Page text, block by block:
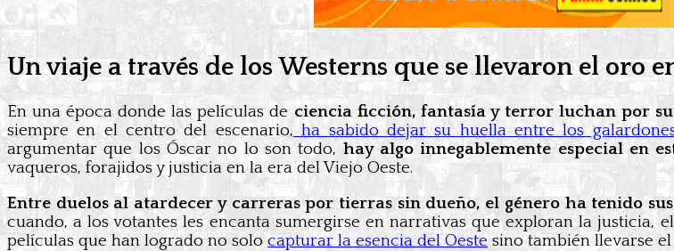
Un viaje a través de los Westerns que se llevaron el oro
En una época donde las películas de ciencia ficción, fantasía y terror luchan por
siempre en el centro del escenario, ha sabido dejar su huella entre los
argumentar que los Óscar no lo son todo, hay algo innegablemente especial en
vaqueros, forajidos y justicia en la era del Viejo Oeste.
Entre duelos al atardecer y carreras por tierras sin dueño, el género ha tenido
cuando, a los votantes les encanta sumergirse en narrativas que exploran la justicia,
películas que han logrado no solocapturar la esencia del Oeste sino también llevarse